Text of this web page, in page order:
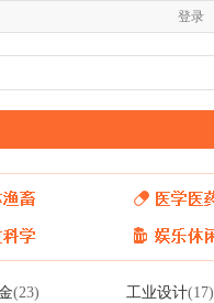
登录
(23) 工业设计(17)